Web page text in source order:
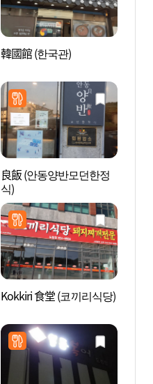
韓國館 (한국관)
良飯 (안동양반모던한정
식)
Kokkiri 食堂 (코끼리식당)